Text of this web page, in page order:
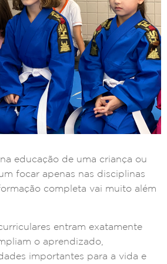
educação de uma criança ou
focar apenas nas disciplinas
completa vai muito além
entram exatamente
o aprendizado,
importantes para a vida e